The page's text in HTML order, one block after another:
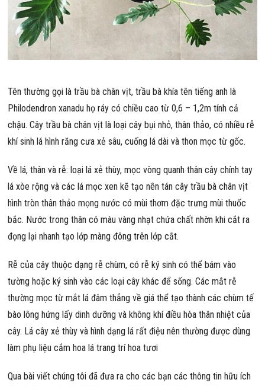
Tên thường gọi là trầu bà chân vịt, trầu bà khía tên tiếng anh là
Philodendron xanadu họ ráy có chiều cao từ 0,6 – 1,2m tính cả
chậu. Cây trầu bà chân vịt là loại cây bụi nhỏ, thân thảo, có nhiều rễ
khí sinh lá hình răng cưa xẻ sâu, cuống lá dài và thon mọc từ gốc.
Về lá, thân và rễ: loại lá xẻ thùy, mọc vòng quanh thân cây chính tay
lá xòe rộng và các lá mọc xen kẽ tạo nên tán cây trầu bà chân vịt
hình tròn thân thảo mọng nước có mùi thơm đặc trưng mùi thuốc
bắc. Nước trong thân có màu vàng nhạt chứa chất nhờn khi cắt ra
đọng lại nhanh tạo lớp màng đông trên lớp cắt.
Rễ của cây thuộc dạng rễ chùm, có rễ ký sinh có thể bám vào
tường hoặc ký sinh vào các loại cây khác để sống. Các mắt rễ
thường mọc từ mắt lá đâm thẳng về giá thể tạo thành các chùm tế
bào lông hứng lấy dinh dưỡng và không khí điều hòa thân nhiệt của
cây. Lá cây xẻ thùy và hình dạng lá rất điệu nên thường được dùng
làm phụ liệu cắm hoa lá trang trí hoa tươi
Qua bài viết chúng tôi đã đưa ra cho các bạn các thông tin hữu ích